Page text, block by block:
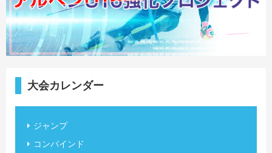
大会カレンダー
ジャンプ
コンバインド